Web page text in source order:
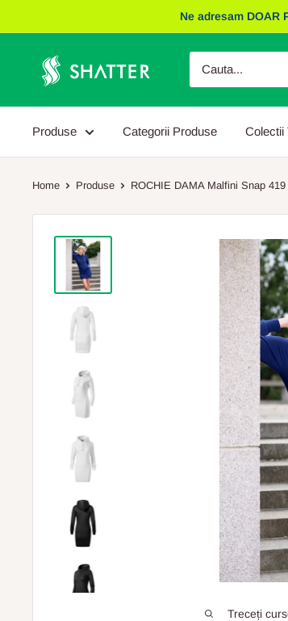
la
Ne adresam DOAR
Obiecte
Promotionale
Shatter
Produse Categorii Produse Colectii
Home Produse ROCHIE DAMA Malfini Snap 419
Treceți